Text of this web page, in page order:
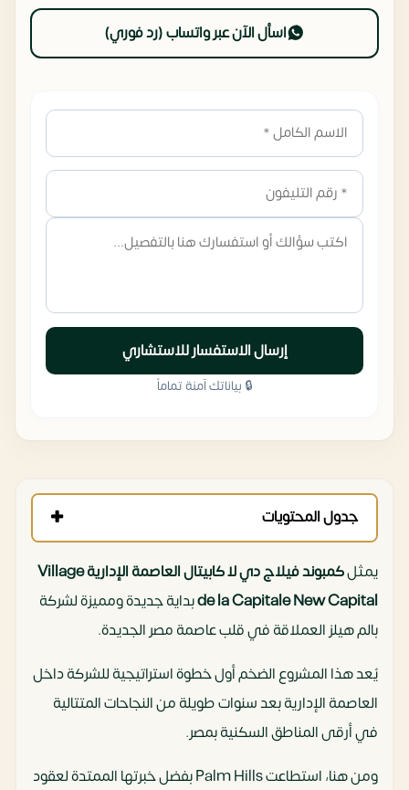
اسأل الآن عبر واتساب (رد فوري)
إرسال الاستفسار للاستشاري
🔒 بياناتك آمنة تماماً
جدول المحتويات
يمثل
كمبوند فيلاج دي لا كابيتال العاصمة الإدارية Village
de la Capitale New Capitalبداية جديدة ومميزة لشركة
بالم هيلز العملاقة في قلب عاصمة مصر الجديدة.
يُعد هذا المشروع الضخم أول خطوة استراتيجية للشركة داخل
العاصمة الإدارية بعد سنوات طويلة من النجاحات المتتالية
في أرقى المناطق السكنية بمصر.
ومن هنا، استطاعت Palm Hills بفضل خبرتها الممتدة لعقود